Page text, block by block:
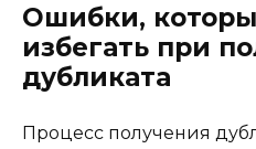
Ошибки,
избегать при
дубликата
Процесс получения